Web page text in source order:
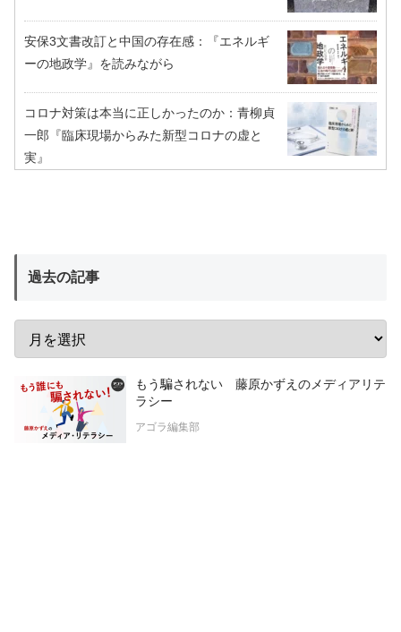
安保3文書改訂と中国の存在感：『エネルギ
ーの地政学』を読みながら
コロナ対策は本当に正しかったのか：青柳貞
一郎『臨床現場からみた新型コロナの虚と
実』
過去の記事
もう騙されない 藤原かずえのメディアリテ
ラシー
アゴラ編集部